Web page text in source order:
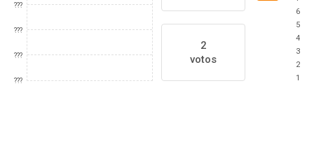
???
???
???
???
2
votos
6
5
4
3
2
1